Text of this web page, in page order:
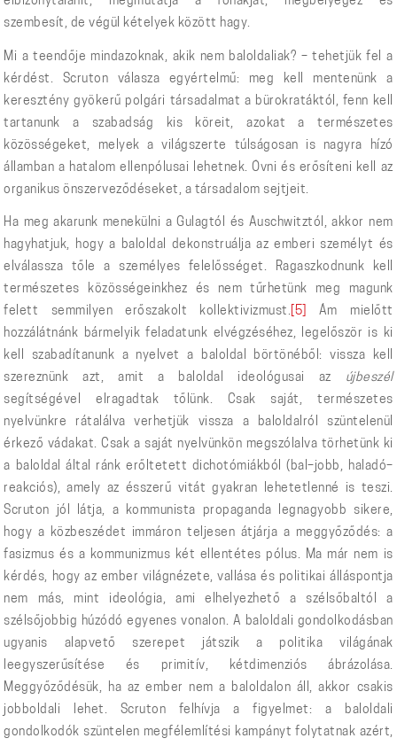
szembesít, de végül kételyek között hagy.
Mi a teendője mindazoknak, akik nem baloldaliak? – tehetjük fel a
kérdést. Scruton válasza egyértelmű: meg kell mentenünk a
keresztény gyökerű polgári társadalmat a bürokratáktól, fenn kell
tartanunk a szabadság kis köreit, azokat a természetes
közösségeket, melyek a világszerte túlságosan is nagyra hízó
államban a hatalom ellenpólusai lehetnek. Óvni és erősíteni kell az
organikus önszerveződéseket, a társadalom sejtjeit.
Ha meg akarunk menekülni a Gulagtól és Auschwitztól, akkor nem
hagyhatjuk, hogy a baloldal dekonstruálja az emberi személyt és
elválassza tőle a személyes felelősséget. Ragaszkodnunk kell
természetes közösségeinkhez és nem tűrhetünk meg magunk
felett semmilyen erőszakolt kollektivizmust. [5]
Ám mielőtt
hozzálátnánk bármelyik feladatunk elvégzéséhez, legelőször is ki
kell szabadítanunk a nyelvet a baloldal börtönéből: vissza kell
szereznünk azt, amit a baloldal ideológusai az újbeszél
segítségével elragadtak tőlünk. Csak saját, természetes
nyelvünkre rátalálva verhetjük vissza a baloldalról szüntelenül
érkező vádakat. Csak a saját nyelvünkön megszólalva törhetünk ki
a baloldal által ránk erőltetett dichotómiákból (bal–jobb, haladó–
reakciós), amely az ésszerű vitát gyakran lehetetlenné is teszi.
Scruton jól látja, a kommunista propaganda legnagyobb sikere,
hogy a közbeszédet immáron teljesen átjárja a meggyőződés: a
fasizmus és a kommunizmus két ellentétes pólus. Ma már nem is
kérdés, hogy az ember világnézete, vallása és politikai álláspontja
nem más, mint ideológia, ami elhelyezhető a szélsőbaltól a
szélsőjobbig húzódó egyenes vonalon. A baloldali gondolkodásban
ugyanis alapvető szerepet játszik a politika világának
leegyszerűsítése és primitív, kétdimenziós ábrázolása.
Meggyőződésük, ha az ember nem a baloldalon áll, akkor csakis
jobboldali lehet. Scruton felhívja a figyelmet: a baloldali
gondolkodók szüntelen megfélemlítési kampányt folytatnak azért,